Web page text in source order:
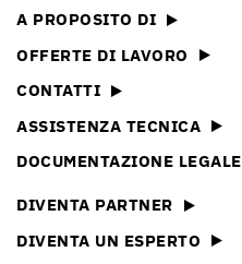
A PROPOSITO DI
OFFERTE DI LAVORO
CONTATTI
ASSISTENZA TECNICA
DOCUMENTAZIONE LEGALE
DIVENTA PARTNER
DIVENTA UN ESPERTO